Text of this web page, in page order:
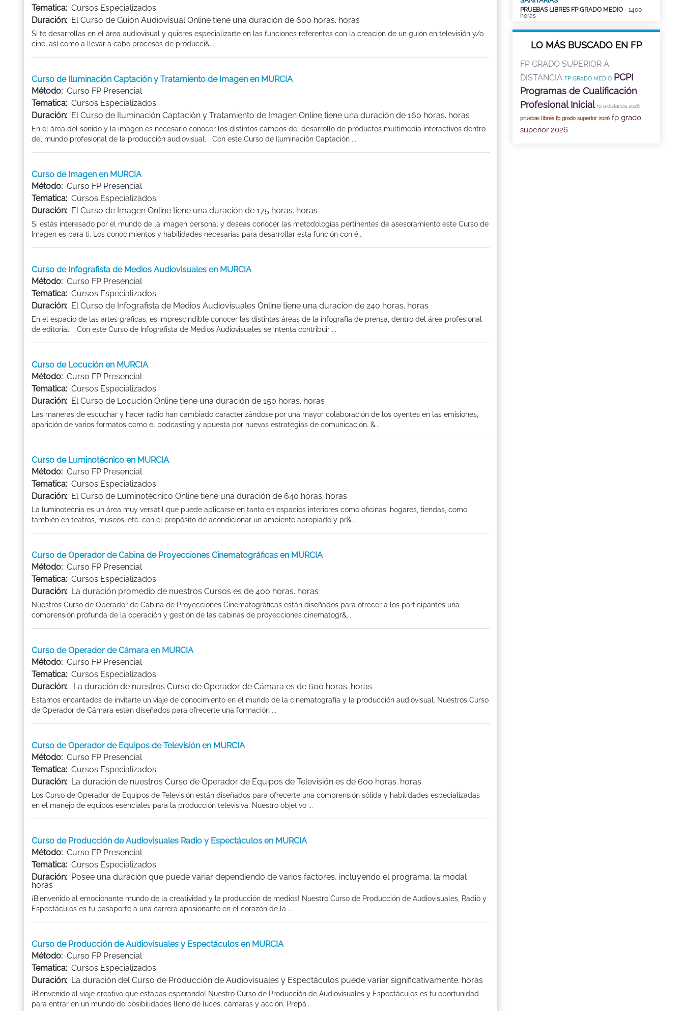
Tematica: Cursos Especializados
Duración: El Curso de Guión Audiovisual Online tiene una duración de 600 horas. horas
Si te desarrollas en el área audiovisual y quieres especializarte en las funciones referentes con la creación de un guión en televisión y/o
cine, así como a llevar a cabo procesos de producci&...
Curso de Iluminación Captación y Tratamiento de Imagen en MURCIA
Método: Curso FP Presencial
Tematica: Cursos Especializados
Duración: El Curso de Iluminación Captación y Tratamiento de Imagen Online tiene una duración de 160 horas. horas
En el área del sonido y la imagen es necesario conocer los distintos campos del desarrollo de productos multimedia interactivos dentro
del mundo profesional de la producción audiovisual. Con este Curso de Iluminación Captación ...
Curso de Imagen en MURCIA
Método: Curso FP Presencial
Tematica: Cursos Especializados
Duración: El Curso de Imagen Online tiene una duración de 175 horas. horas
Si estás interesado por el mundo de la imagen personal y deseas conocer las metodologías pertinentes de asesoramiento este Curso de
Imagen es para ti. Los conocimientos y habilidades necesarias para desarrollar esta función con é...
Curso de Infografista de Medios Audiovisuales en MURCIA
Método: Curso FP Presencial
Tematica: Cursos Especializados
Duración: El Curso de Infografista de Medios Audiovisuales Online tiene una duración de 240 horas. horas
En el espacio de las artes gráficas, es imprescindible conocer las distintas áreas de la infografía de prensa, dentro del área profesional
de editorial. Con este Curso de Infografista de Medios Audiovisuales se intenta contribuir ...
Curso de Locución en MURCIA
Método: Curso FP Presencial
Tematica: Cursos Especializados
Duración: El Curso de Locución Online tiene una duración de 150 horas. horas
Las maneras de escuchar y hacer radio han cambiado caracterizándose por una mayor colaboración de los oyentes en las emisiones,
aparición de varios formatos como el podcasting y apuesta por nuevas estrategias de comunicación. &...
Curso de Luminotécnico en MURCIA
Método: Curso FP Presencial
Tematica: Cursos Especializados
Duración: El Curso de Luminotécnico Online tiene una duración de 640 horas. horas
La luminotecnia es un área muy versátil que puede aplicarse en tanto en espacios interiores como oficinas, hogares, tiendas, como
también en teatros, museos, etc. con el propósito de acondicionar un ambiente apropiado y pr&...
Curso de Operador de Cabina de Proyecciones Cinematográficas en MURCIA
Método: Curso FP Presencial
Tematica: Cursos Especializados
Duración: La duración promedio de nuestros Cursos es de 400 horas. horas
Nuestros Curso de Operador de Cabina de Proyecciones Cinematográficas están diseñados para ofrecer a los participantes una
comprensión profunda de la operación y gestión de las cabinas de proyecciones cinematogr&...
Curso de Operador de Cámara en MURCIA
Método: Curso FP Presencial
Tematica: Cursos Especializados
Duración:
La duración de nuestros Curso de Operador de Cámara es de 600 horas. horas
Estamos encantados de invitarte un viaje de conocimiento en el mundo de la cinematografía y la producción audiovisual. Nuestros Curso
de Operador de Cámara están diseñados para ofrecerte una formación ...
Curso de Operador de Equipos de Televisión en MURCIA
Método: Curso FP Presencial
Tematica: Cursos Especializados
Duración: La duración de nuestros Curso de Operador de Equipos de Televisión es de 600 horas. horas
Los Curso de Operador de Equipos de Televisión están diseñados para ofrecerte una comprensión sólida y habilidades especializadas
en el manejo de equipos esenciales para la producción televisiva. Nuestro objetivo ...
Curso de Producción de Audiovisuales Radio y Espectáculos en MURCIA
Método: Curso FP Presencial
Tematica: Cursos Especializados
Duración: Posee una duración que puede variar dependiendo de varios factores, incluyendo el programa, la modal
horas
¡Bienvenido al emocionante mundo de la creatividad y la producción de medios! Nuestro Curso de Producción de Audiovisuales, Radio y
Espectáculos es tu pasaporte a una carrera apasionante en el corazón de la ...
Curso de Producción de Audiovisuales y Espectáculos en MURCIA
Método: Curso FP Presencial
Tematica: Cursos Especializados
Duración: La duración del Curso de Producción de Audiovisuales y Espectáculos puede variar significativamente. horas
¡Bienvenido al viaje creativo que estabas esperando! Nuestro Curso de Producción de Audiovisuales y Espectáculos es tu oportunidad
para entrar en un mundo de posibilidades lleno de luces, cámaras y acción. Prepá...
PRUEBAS LIBRES FP GRADO MEDIO - 1400
horas
LO MÁS BUSCADO EN FP
FP GRADO SUPERIOR A
DISTANCIA FP GRADO MEDIO PCPI
Programas de Cualificación
Profesional Inicial fp a distancia 2026
pruebas libres fp grado superior 2026 fp grado
superior 2026